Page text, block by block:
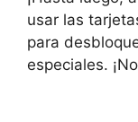
usar las⁢
para
especiales.